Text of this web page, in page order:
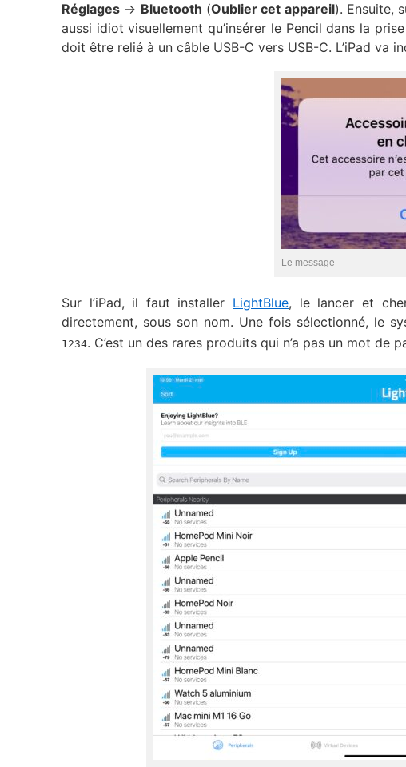
Réglages -> Bluetooth (Oublier cet appareil). Ensuite,
aussi idiot visuellement qu’insérer le Pencil dans la
doit être relié à un câble USB-C vers USB-C. L’iPad va
Le message
Sur l’iPad, il faut installer LightBlue, le lancer et
directement, sous son nom. Une fois sélectionné, le
1234. C’est un des rares produits qui n’a pas un mot de